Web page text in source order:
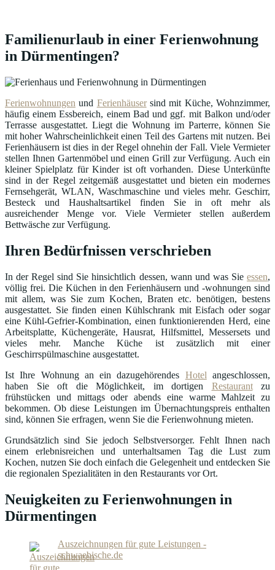
Familienurlaub in einer Ferienwohnung
in Dürmentingen?
Ferienwohnungen und Ferienhäusersind mit Küche, Wohnzimmer,
häufig einem Essbereich, einem Bad und ggf. mit Balkon und/oder
Terrasse ausgestattet. Liegt die Wohnung im Parterre, können Sie
mit hoher Wahrscheinlichkeit einen Teil des Gartens mit nutzen. Bei
Ferienhäusern ist dies in der Regel ohnehin der Fall. Viele Vermieter
stellen Ihnen Gartenmöbel und einen Grill zur Verfügung. Auch ein
kleiner Spielplatz für Kinder ist oft vorhanden. Diese Unterkünfte
sind in der Regel zeitgemäß ausgestattet und bieten ein modernes
Fernsehgerät, WLAN, Waschmaschine und vieles mehr. Geschirr,
Besteck und Haushaltsartikel finden Sie in oft mehr als
ausreichender Menge vor. Viele Vermieter stellen außerdem
Bettwäsche zur Verfügung.
Ihren Bedürfnissen verschrieben
In der Regel sind Sie hinsichtlich dessen, wann und was Sie essen,
völlig frei. Die Küchen in den Ferienhäusern und -wohnungen sind
mit allem, was Sie zum Kochen, Braten etc. benötigen, bestens
ausgestattet. Sie finden einen Kühlschrank mit Eisfach oder sogar
eine Kühl-Gefrier-Kombination, einen funktionierenden Herd, eine
Arbeitsplatte, Küchengeräte, Hausrat, Hilfsmittel, Messersets und
vieles mehr. Manche Küche ist zusätzlich mit einer
Geschirrspülmaschine ausgestattet.
Ist Ihre Wohnung an ein dazugehörendes Hotel angeschlossen,
haben Sie oft die Möglichkeit, im dortigen Restaurantzu
frühstücken und mittags oder abends eine warme Mahlzeit zu
bekommen. Ob diese Leistungen im Übernachtungspreis enthalten
sind, können Sie erfragen, wenn Sie die Ferienwohnung mieten.
Grundsätzlich sind Sie jedoch Selbstversorger. Fehlt Ihnen nach
einem erlebnisreichen und unterhaltsamen Tag die Lust zum
Kochen, nutzen Sie doch einfach die Gelegenheit und entdecken Sie
die regionalen Spezialitäten in den Restaurants vor Ort.
Neuigkeiten zu Ferienwohnungen in
Dürmentingen
Auszeichnungen für gute Leistungen -
schwaebische.de